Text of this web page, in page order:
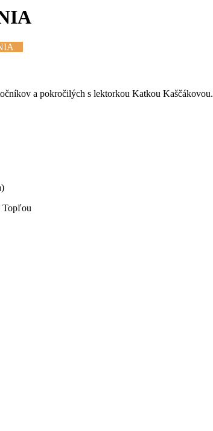
a pokročilých s lektorkou Katkou Kaščákovou.
Topľou